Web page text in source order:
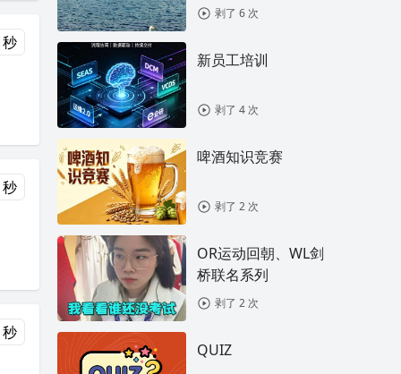
剥了 6 次
新员工培训
剥了 4 次
啤酒知识竞赛
剥了 2 次
OR运动回朝、WL剑
桥联名系列
剥了 2 次
QUIZ